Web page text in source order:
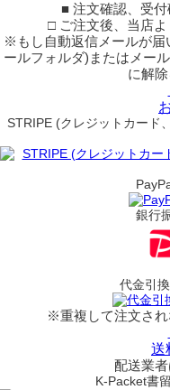
■ 注文確認、受
□ ご注文後、当店よ
※もし自動返信メールが届
ールフォルダ)またはメー
に解除
STRIPE (クレジットカード
銀行
代金引
※重複して注文され
送
配送業者
K-Packet書